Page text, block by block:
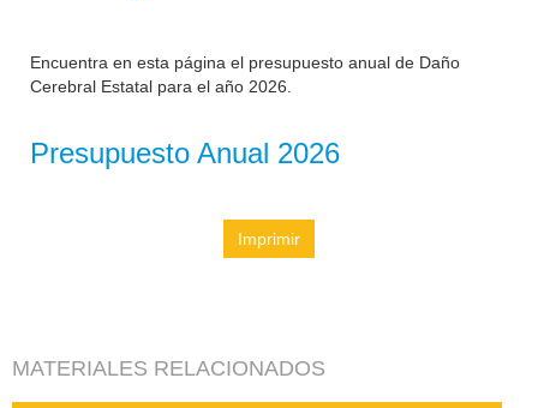
Encuentra en esta página el presupuesto anual de Daño
Cerebral Estatal para el año 2026.
Presupuesto Anual 2026
Imprimir
MATERIALES RELACIONADOS